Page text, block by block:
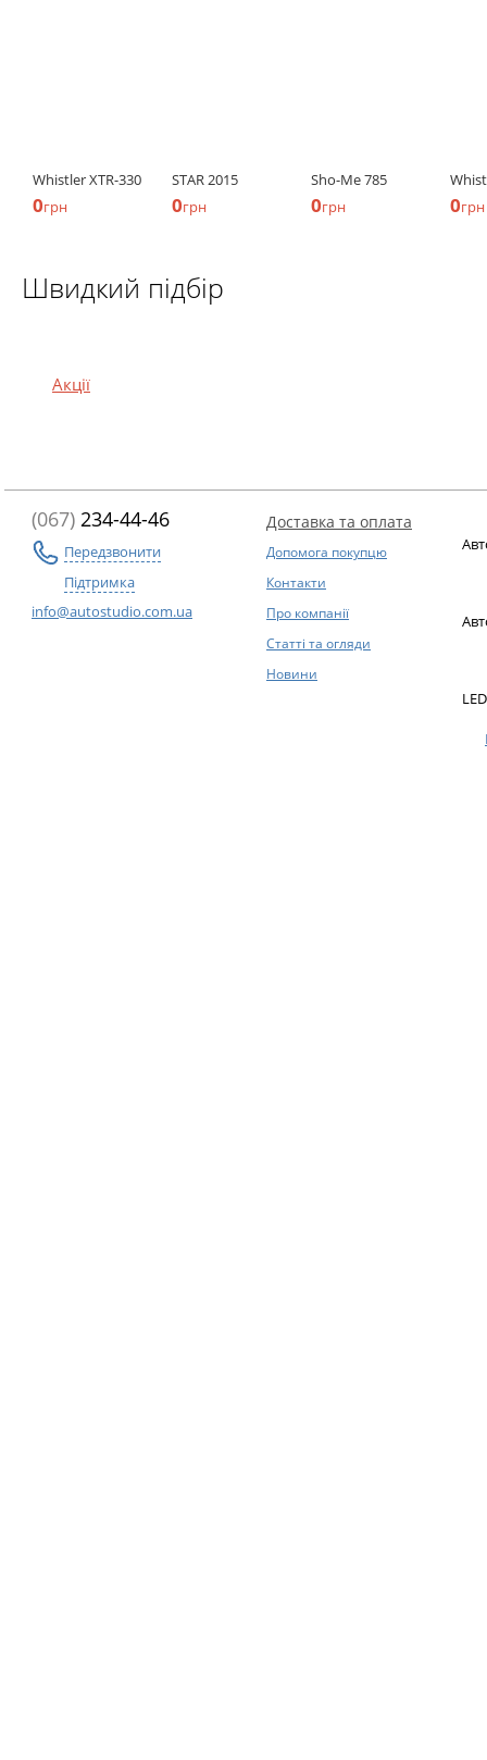
Whistler XTR-330
0грн
STAR 2015
0грн
Sho-Me 785
0грн 0грн
Швидкий підбір
Акції
(067) 234-44-46
Передзвонити
Підтримка
info@autostudio.com.ua
Доставка та оплата
Допомога покупцю
Контакти
Про компанії
Статті та огляди
Новини